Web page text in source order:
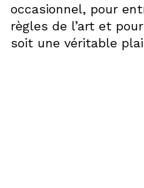
occasionnel, pour
règles de l’art et
soit une véritable